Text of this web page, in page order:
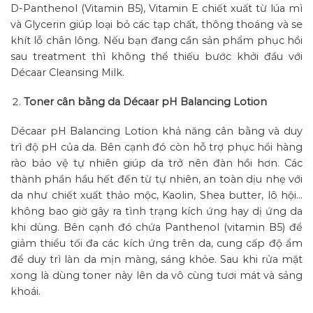
D-Panthenol (Vitamin B5), Vitamin E chiết xuất từ lúa mì
và Glycerin giúp loại bỏ các tạp chất, thông thoáng và se
khít lỗ chân lông. Nếu bạn đang cần sản phẩm phục hồi
sau treatment thì không thể thiếu bước khởi đầu với
Décaar Cleansing Milk.
Toner cân bằng da Décaar pH Balancing Lotion
Décaar pH Balancing Lotion khả năng cân bằng và duy
trì độ pH của da. Bên cạnh đó còn hỗ trợ phục hồi hàng
rào bảo vệ tự nhiên giúp da trở nên đàn hồi hơn. Các
thành phần hầu hết đến từ tự nhiên, an toàn dịu nhẹ với
da như chiết xuất thảo mộc, Kaolin, Shea butter, lô hội…
không bao giờ gây ra tình trạng kích ứng hay dị ứng da
khi dùng. Bên cạnh đó chứa Panthenol (vitamin B5) để
giảm thiểu tối đa các kích ứng trên da, cung cấp độ ẩm
để duy trì làn da mịn màng, sáng khỏe. Sau khi rửa mặt
xong là dùng toner này lên da vô cùng tươi mát và sảng
khoái.